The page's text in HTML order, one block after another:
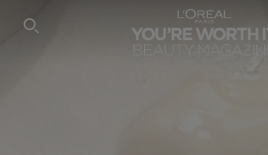
SEARCH THIS SITE